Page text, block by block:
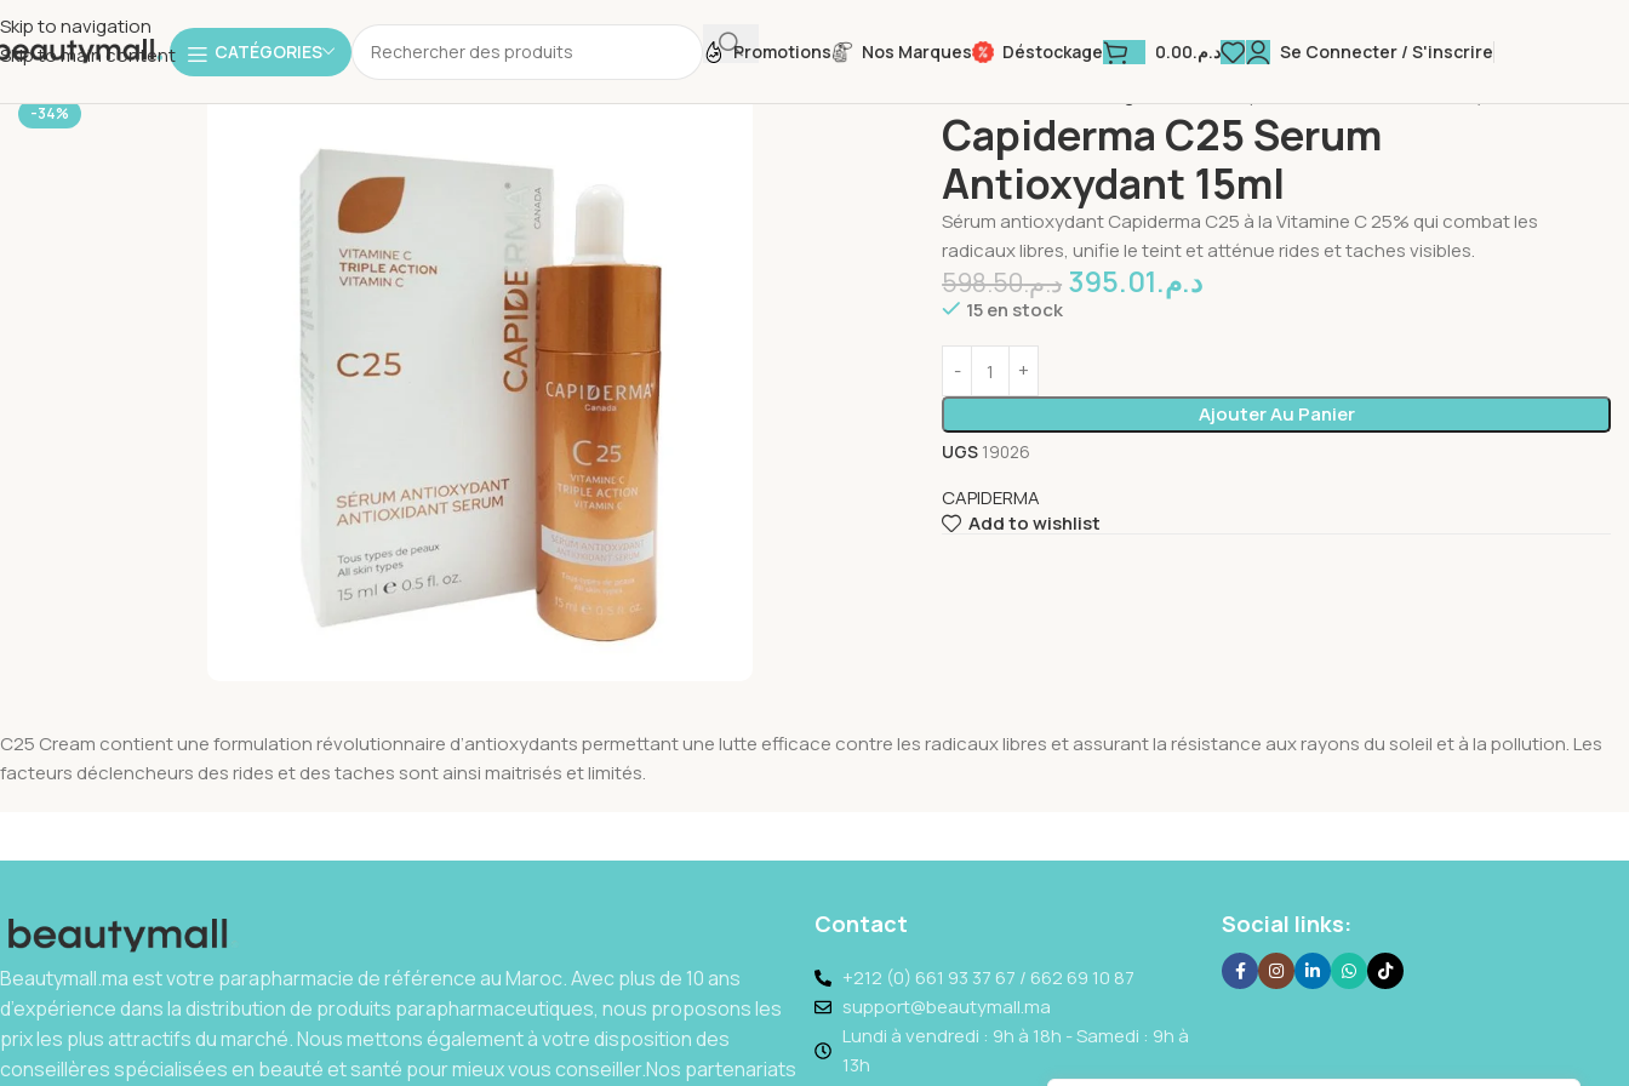
Skip to navigation
Skip to main content
CATÉGORIES Promotions Nos Marques Déstockage د.م.0.00 Se Connecter / S'inscrire
-34%
Capiderma C25 Serum
Antioxydant 15ml
Sérum antioxydant Capiderma C25 à la Vitamine C 25% qui combat les
radicaux libres, unifie le teint et atténue rides et taches visibles.
د.م.598.50 د.م.395.01
15 en stock
Ajouter Au Panier
UGS 19026
CAPIDERMA
Add to wishlist
C25 Cream contient une formulation révolutionnaire d’antioxydants permettant une lutte efficace contre les radicaux libres et assurant la résistance aux rayons du soleil et à la pollution. Les
facteurs déclencheurs des rides et des taches sont ainsi maitrisés et limités.
Beautymall.ma est votre parapharmacie de référence au Maroc. Avec plus de 10 ans
d’expérience dans la distribution de produits parapharmaceutiques, nous proposons les
prix les plus attractifs du marché. Nous mettons également à votre disposition des
conseillères spécialisées en beauté et santé pour mieux vous conseiller.Nos partenariats
Contact
+212 (0) 661 93 37 67 / 662 69 10 87
support@beautymall.ma
Lundi à vendredi : 9h à 18h - Samedi : 9h à
13h
Social links: